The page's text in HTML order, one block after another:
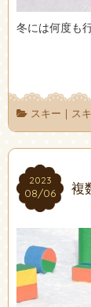
冬には何度も
スキー ス
2023
08/06
2023
08/06 複